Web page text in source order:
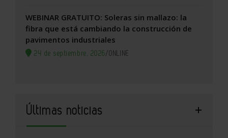
WEBINAR GRATUITO: Soleras sin mallazo: la
fibra que está cambiando la construcción de
pavimentos industriales
24 de septiembre, 2026/ONLINE
Últimas noticias